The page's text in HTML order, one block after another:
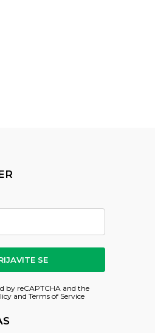
SE
by reCAPTCHA and the
and Terms of Service